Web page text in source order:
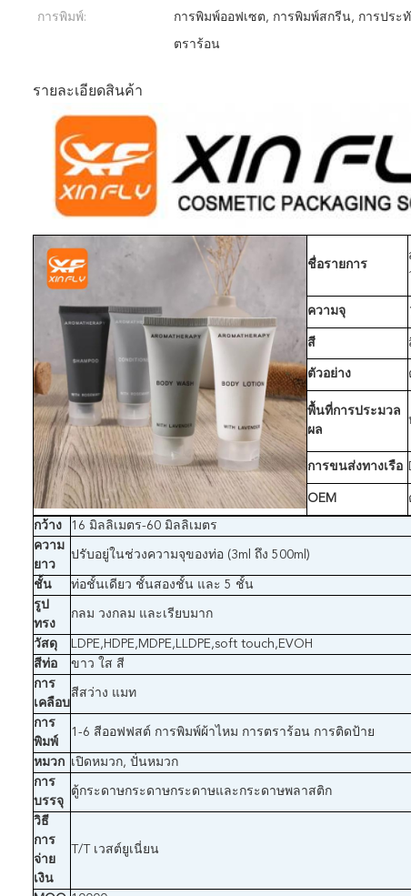
การพิมพ์: การพิมพ์ออฟเซต, การพิมพ์สกรีน, การประ
ตราร้อน
รายละเอียดสินค้า
ชื่อรายการ
ความจุ
สี
ตัวอย่าง
พื้นที่การประมวล
ผล
การขนส่งทางเรือ
OEM
กว้าง
16 มิลลิเมตร-60 มิลลิเมตร
ความ
ยาว
ปรับอยู่ในช่วงความจุของท่อ (3ml ถึง 500ml)
ชั้น
ท่อชั้นเดียว ชั้นสองชั้น และ 5 ชั้น
รูป
ทรง
กลม วงกลม และเรียบมาก
วัสดุ
LDPE,HDPE,MDPE,LLDPE,soft touch,EVOH
สีท่อ
ขาว ใส สี
การ
เคลือบ
สีสว่าง แมท
การ
พิมพ์
1-6 สีออฟฟสต์ การพิมพ์ผ้าไหม การตราร้อน การติดป้าย
หมวก เปิดหมวก, ปั่นหมวก
การ
บรรจุ
ตู้กระดาษกระดาษกระดาษและกระดาษพลาสติก
วิธี
การ
จ่าย
เงิน
T/T เวสต์ยูเนี่ยน